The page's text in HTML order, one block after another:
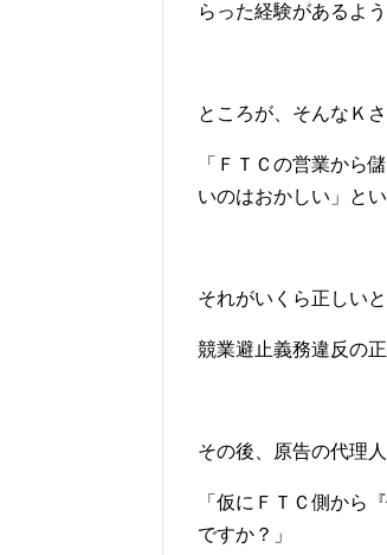
らった経験があるよ
ところが、そんなＫ
「ＦＴＣの営業から
いのはおかしい」と
それがいくら正しい
競業避止義務違反の
その後、原告の代理
「仮にＦＴＣ側から
ですか？」